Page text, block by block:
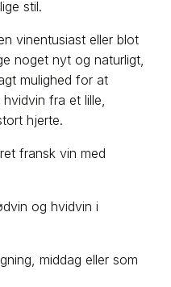
stil.
vinentusiast eller blot
noget nyt og naturligt,
mulighed for at
fra et lille,
hjerte.
fransk vin med
og hvidvin i
middag eller som